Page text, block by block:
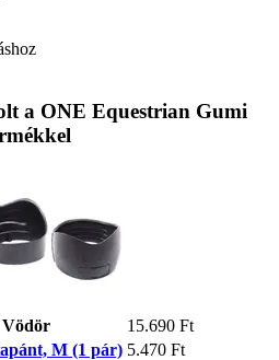
a ONE Equestrian Gumi
Vödör
15.690 Ft
M (1 pár) 5.470 Ft